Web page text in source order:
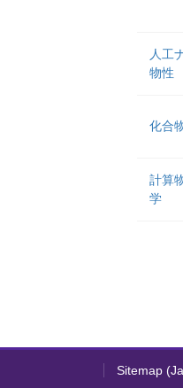
人工
物性
化合
計算
学
Sitemap